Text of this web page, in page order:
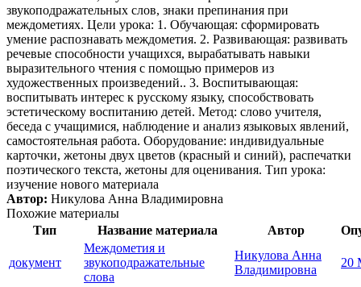
звукоподражательных слов, знаки препинания при
междометиях. Цели урока: 1. Обучающая: сформировать
умение распознавать междометия. 2. Развивающая: развивать
речевые способности учащихся, вырабатывать навыки
выразительного чтения с помощью примеров из
художественных произведений.. 3. Воспитывающая:
воспитывать интерес к русскому языку, способствовать
эстетическому воспитанию детей. Метод: слово учителя,
беседа с учащимися, наблюдение и анализ языковых явлений,
самостоятельная работа. Оборудование: индивидуальные
карточки, жетоны двух цветов (красный и синий), распечатки
поэтического текста, жетоны для оценивания. Тип урока:
изучение нового материала
Автор: Никулова Анна Владимировна
Похожие материалы
Тип
Название материала Автор
документ
Междометия и
звукоподражательные
слова
Никулова Анна
Владимировна
20